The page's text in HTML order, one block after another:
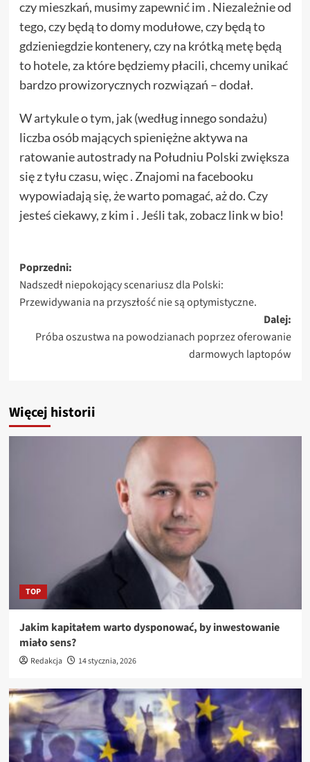
czy mieszkań, musimy zapewnić im . Niezależnie od
tego, czy będą to domy modułowe, czy będą to
gdzieniegdzie kontenery, czy na krótką metę będą
to hotele, za które będziemy płacili, chcemy unikać
bardzo prowizorycznych rozwiązań – dodał.
W artykule o tym, jak (według innego sondażu)
liczba osób mających spieniężne aktywa na
ratowanie autostrady na Południu Polski zwiększa
się z tyłu czasu, więc . Znajomi na facebooku
wypowiadają się, że warto pomagać, aż do. Czy
jesteś ciekawy, z kim i . Jeśli tak, zobacz link w bio!
Zobacz
wpisy
Poprzedni:
Nadszedł niepokojący scenariusz dla Polski:
Przewidywania na przyszłość nie są optymistyczne.
Dalej:
Próba oszustwa na powodzianach poprzez oferowanie
darmowych laptopów
Więcej historii
TOP
Jakim kapitałem warto dysponować, by inwestowanie
miało sens?
Redakcja 14 stycznia, 2026